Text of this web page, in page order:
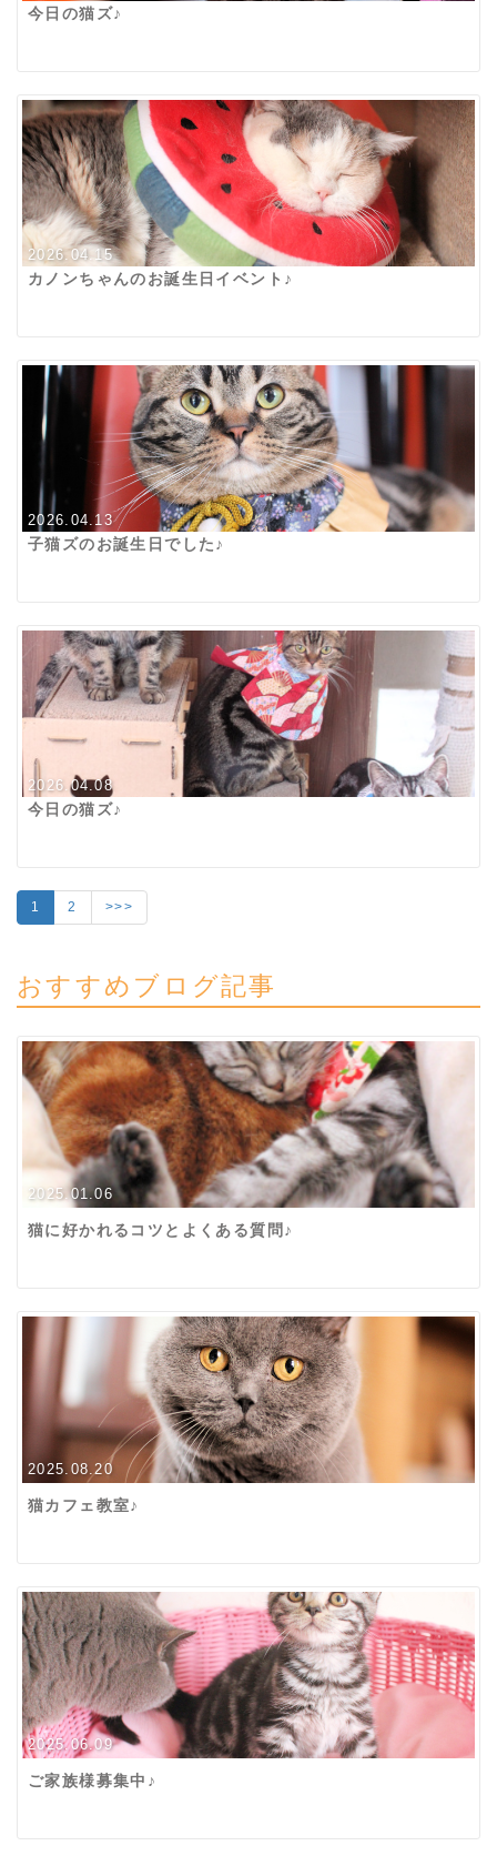
今日の猫ズ♪
2026.04.15
カノンちゃんのお誕生日イベント♪
2026.04.13
子猫ズのお誕生日でした♪
2026.04.08
今日の猫ズ♪
1 2 >>>
おすすめブログ記事
2025.01.06
猫に好かれるコツとよくある質問♪
2025.08.20
猫カフェ教室♪
2025.06.09
ご家族様募集中♪